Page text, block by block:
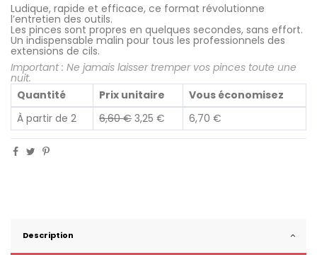
Ludique, rapide et efficace, ce format révolutionne
l’entretien des outils.
Les pinces sont propres en quelques secondes, sans effort.
Un indispensable malin pour tous les professionnels des
extensions de cils.
Important : Ne jamais laisser tremper vos pinces toute une
nuit.
Quantité
Prix unitaire
Vous économisez
À partir de 2
6,60 €3,25 € 6,70 €
Description